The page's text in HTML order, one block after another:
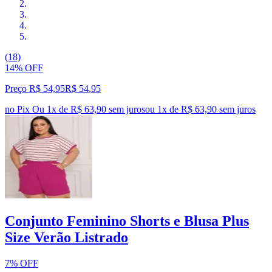
(18)
14% OFF
Preço R$ 54,95R$ 54,95
no Pix Ou 1x de R$ 63,90 sem jurosou 1x de R$ 63,90 sem juros
Conjunto Feminino Shorts e Blusa Plus
Size Verão Listrado
7% OFF